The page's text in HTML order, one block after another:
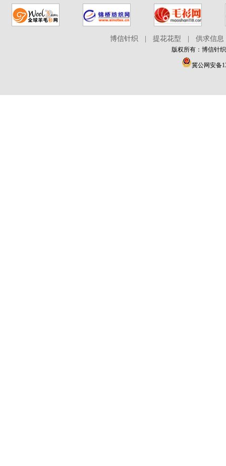
博信针织 提花花型 供求信息
版权所有：博信针
冀公网安备